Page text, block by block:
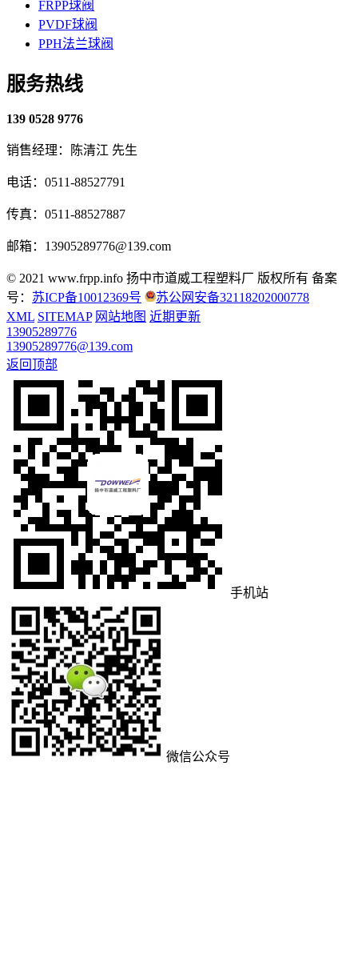
FRPP球阀
PVDF球阀
PPH法兰球阀
服务热线
139 0528 9776
销售经理：陈清江 先生
电话：0511-88527791
传真：0511-88527887
邮箱：13905289776@139.com
© 2021 www.frpp.info 扬中市道威工程塑料厂 版权所有 备案
号： 苏ICP备10012369号
苏公网安备32118202000778
XML SITEMAP 网站地图 近期更新
13905289776
13905289776@139.com
返回顶部
手机站
微信公众号